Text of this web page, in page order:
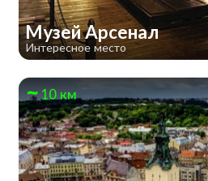
Музей Арсенал
Интересное место
10 км